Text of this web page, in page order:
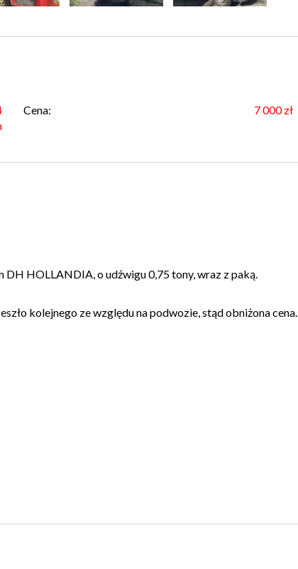
Cena: 7 000 zł
HOLLANDIA, o udźwigu 0,75 tony, wraz z paką.
kolejnego ze względu na podwozie, stąd obniżona cena.